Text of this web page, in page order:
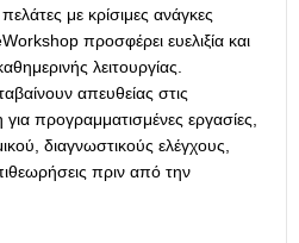
με κρίσιμες ανάγκες
προσφέρει ευελιξία και
λειτουργίας.
απευθείας στις
προγραμματισμένες εργασίες,
διαγνωστικούς ελέγχους,
πριν από την